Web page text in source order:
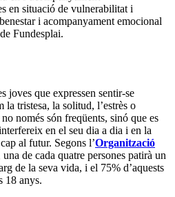
en situació de vulnerabilitat i
i acompanyament emocional
Fundesplai.
joves que expressen sentir-se
la tristesa, la solitud, l’estrès o
només són freqüents, sinó que es
en el seu dia a dia i en la
al futur. Segons l’Organització
una de cada quatre persones patirà un
de la seva vida, i el 75% d’aquests
18 anys.